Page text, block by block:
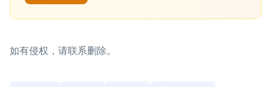
如有侵权，请联系删除。